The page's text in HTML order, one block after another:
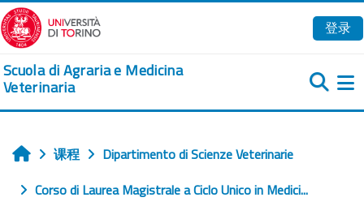
跳到主要内容
登录
Scuola di Agraria e Medicina
Veterinaria
首页课程
Dipartimento di Scienze Veterinarie
Corso di Laurea Magistrale a Ciclo Unico in Medici...